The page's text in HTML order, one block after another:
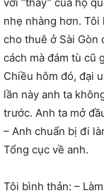
nhẹ nhàng hơn. Tôi
cho thuê ở Sài Gòn
cách mà đám tù cũ
Chiều hôm đó, đại
lần này anh ta
trước. Anh ta mở
– Anh chuẩn bị đi
Tổng cục về anh.
Tôi bình thản: –